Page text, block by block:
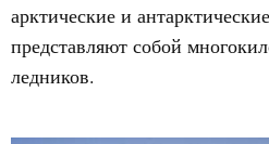
арктические и
представляют собой
ледников.